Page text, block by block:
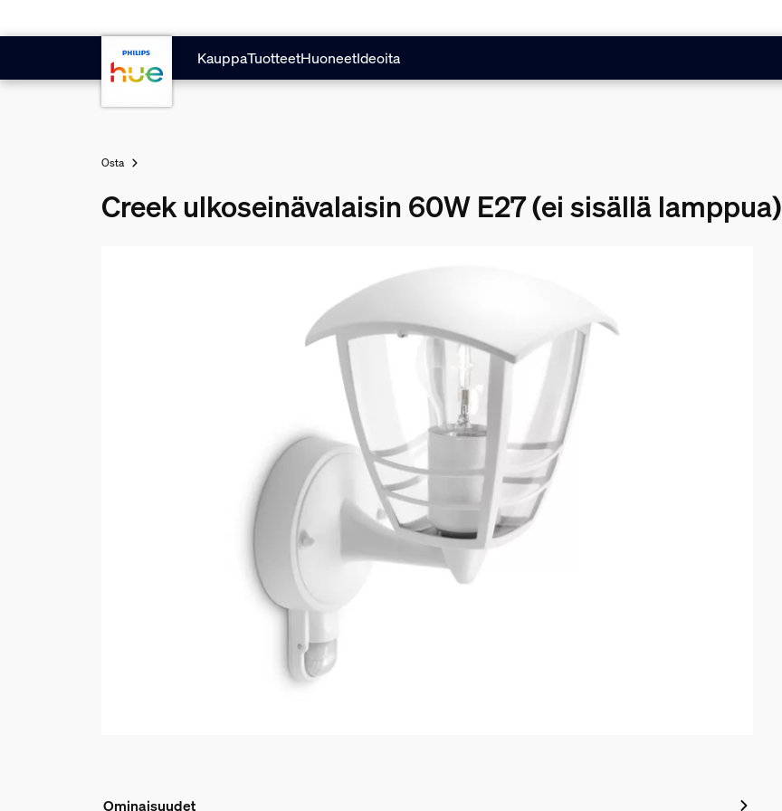
KauppaTuotteetHuoneetIdeoita
Osta
Creek ulkoseinävalaisin 60W E27 (ei sisällä lamppua)
Ominaisuudet